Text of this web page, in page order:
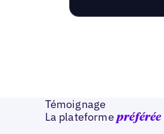
Témoignage
La plateformepréférée